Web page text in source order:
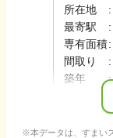
所在地
:
最寄駅
:
専有面積:
間取り
:
築年
:
本データは、すまい